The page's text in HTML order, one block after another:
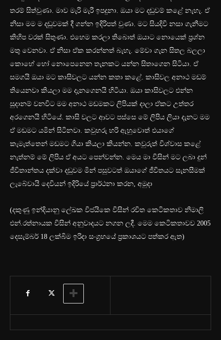
තරම් සිත්වුණා. මාව මැරි මැරී ඉපදුනා. ඔයා මට දඬුවම් කළේ නැහැ. ඒ
නිසා මම ම දඬුවමක් දී ගන්න ඉදිරිපත් වුණා. මට සියදිවි නසා ගැනීමට
කිහිප වරක් සිතුණා. එහෙම කරලා තිබොත් ඔයාට නොයෙක් ප්‍රශ්න
මතු වෙනවා. ඒ නිසා ඒක කරන්නත් බැහැ. මේවා ගැන සිතල බලලා
කොහේ හෝ නොපෙනෙන තැනකට යන්න සිතාගෙන සිටියා. ඒ
සමගයි ඔයා මට කාසිවලට යන්න කතා කළේ. කාසිවල අනාථ මඩම්
තියෙනවා කියලා මම දැනගෙනයි හිටියා. ඔයා කාසිවලට එන්න
සුදානම් වනවිට මම අනාථ මඩමකට ලිපියක් දාලා ඒකට උත්තර
අරගෙනයි හිටියේ. කාසි වලට ආවට පස්සෙ මේ ලිපිය ලියා දැනට මම
ඒ මඩමට යමින් සිටිනවා. කවුහරු හරි ඇහුවොත් එයාගේ
කැමැත්තෙන් මඩමට ගියා කියලා කියන්න. කවුරුත් විශ්වාස කළේ
නැත්නම් මේ ලිපිය ඒ අයට පෙන්වන්න. මෙය මා විසින් මට ලබා දුන්
ජීවිතාන්තය දක්වා දඬුවම මින් පසුවටත් ඔයාගේ ජීවිතයට සැනසීමක්
ලැබේවායි දෙවියන් ඉදිරියේ ප්‍රාර්ථනා කරන, අමුදා
(දකුණු ඉන්දියානු ලේඛක විජයිකෙ විසින් රචිත කෙටිකතාව නිමාලි
එන්.රත්නායක විසින් අනුවාදයට නගන ලදී. මෙම කෙටිකතාවව 2005
දෙසැම්බර් 18 ලක්බිම ඉරිදා සංග්‍රහයේ ප්‍රකාශයට පත්කර ඇත)